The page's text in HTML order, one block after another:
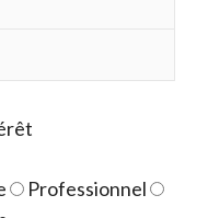
Professionnel